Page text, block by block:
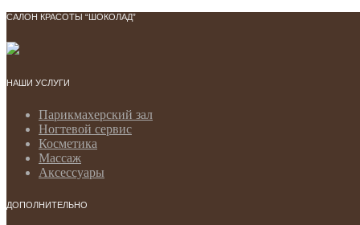
САЛОН КРАСОТЫ “ШОКОЛАД”
НАШИ УСЛУГИ
Парикмахерский зал
Ногтевой сервис
Косметика
Массаж
Аксессуары
ДОПОЛНИТЕЛЬНО